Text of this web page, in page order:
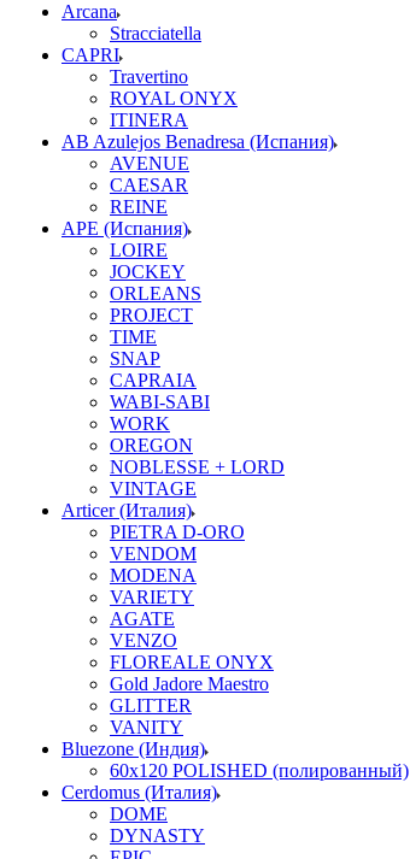
Arcana
Stracciatella
CAPRI
Travertino
ROYAL ONYX
ITINERA
AB Azulejos Benadresa (Испания)
AVENUE
CAESAR
REINE
APE (Испания)
LOIRE
JOCKEY
ORLEANS
PROJECT
TIME
SNAP
CAPRAIA
WABI-SABI
WORK
OREGON
NOBLESSE + LORD
VINTAGE
Articer (Италия)
PIETRA D-ORO
VENDOM
MODENA
VARIETY
AGATE
VENZO
FLOREALE ONYX
Gold Jadore Maestro
GLITTER
VANITY
Bluezone (Индия)
60х120 POLISHED (полированный)
Cerdomus (Италия)
DOME
DYNASTY